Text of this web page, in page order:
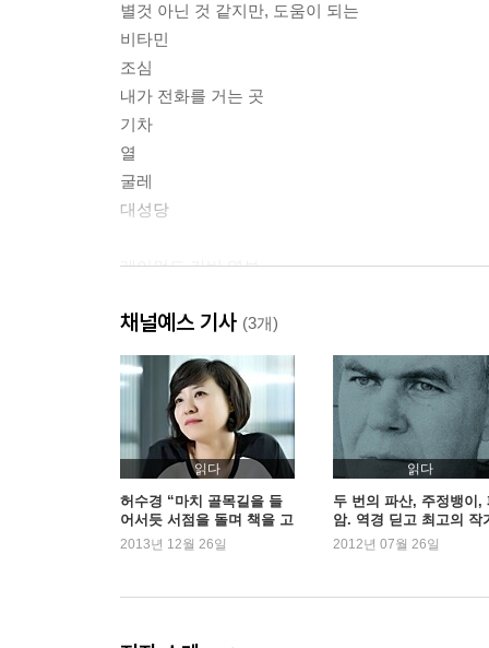
별것 아닌 것 같지만, 도움이 되는
비타민
조심
내가 전화를 거는 곳
기차
열
굴레
대성당
레이먼드 카버 연보
채널예스 기사 (3개)
읽다
허수경 “마치 골목길을 들
어서듯 서점을 돌며 책을 고
른다”
2013년 12월 26일
읽다
두 번의 파산, 주정뱅이,
암. 역경 딛고 최고의 작
로 우뚝 - 『레이먼드 카
2012년 07월 26일